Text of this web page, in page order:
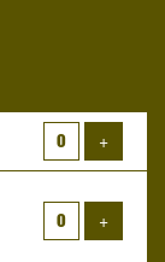
+Voeg
+Voeg